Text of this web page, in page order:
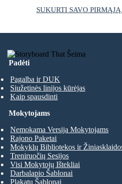
SUKURTI SAVO
Padėti
Pagalba ir DUK
Siužetinės linijos kūrėjas
Kaip spausdinti
Mokytojams
Nemokama Versija Mokytojams
Rajono Paketai
Mokyklų Bibliotekos ir
Treniruočių Sesijos
Visi Mokytojų Ištekliai
Darbalapio Šablonai
Plakatų Šablonai